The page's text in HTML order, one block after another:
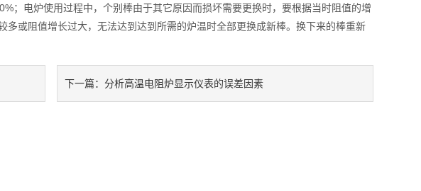
；电炉使用过程中，个别棒由于其它原因而损坏需要更换时，要根据当时阻值的增
或阻值增长过大，无法达到达到所需的炉温时全部更换成新棒。换下来的棒重新
下一篇：分析高温电阻炉显示仪表的误差因素